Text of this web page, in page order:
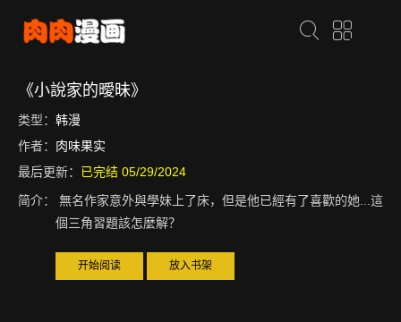
《小說家的曖昧》
类型： 韩漫
作者： 肉味果实
最后更新： 已完结 05/29/2024
简介：
無名作家意外與學妹上了床，但是他已經有了喜歡的她...這
個三角習題該怎麼解？
开始阅读 放入书架